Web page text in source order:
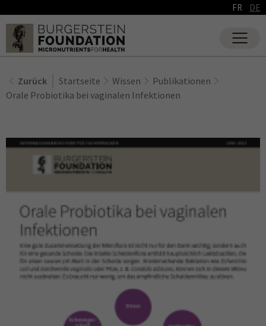
FR DE
Zurück Startseite Wissen
Publikationen
Orale Probiotika bei vaginalen Infektionen